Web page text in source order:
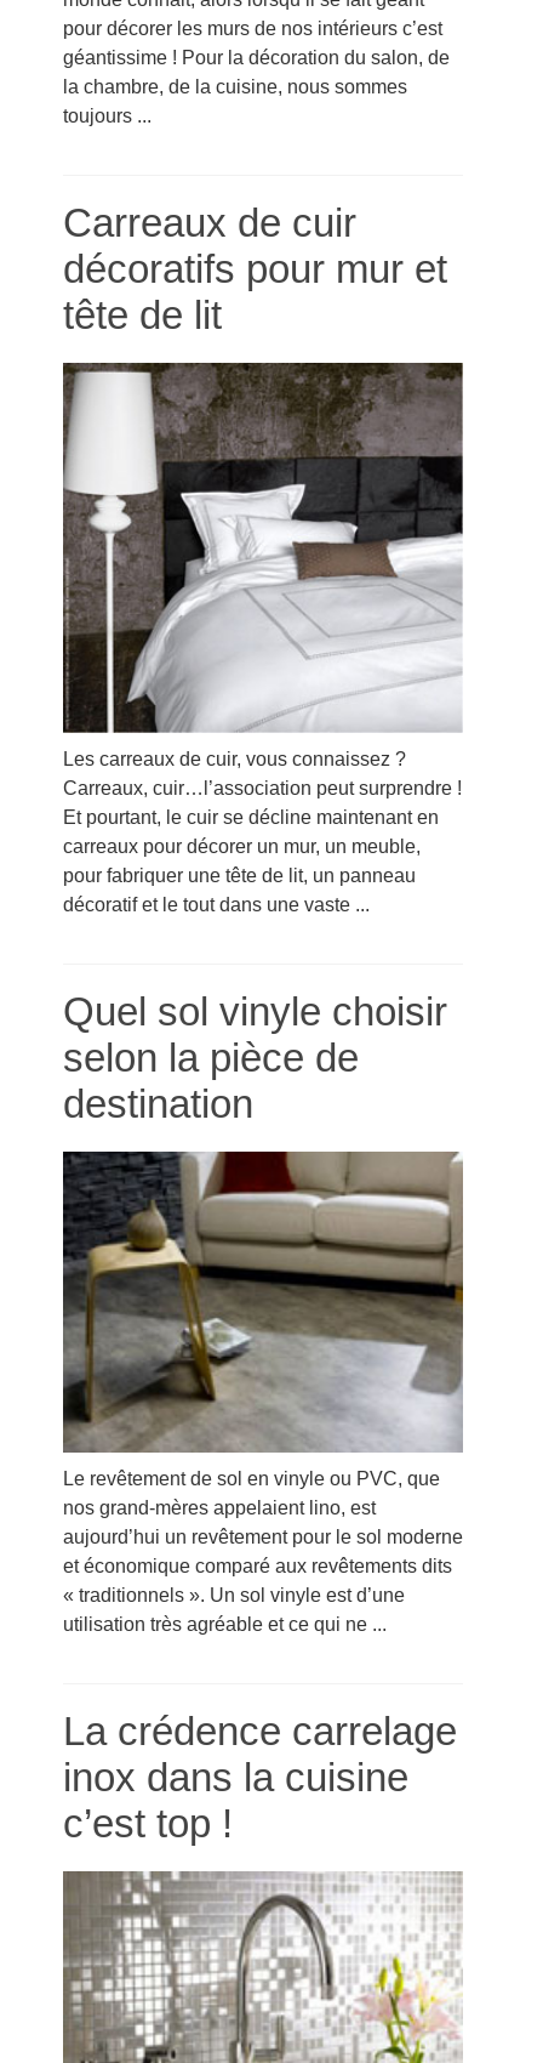
pour décorer les murs de nos intérieurs c’est
géantissime ! Pour la décoration du salon, de
la chambre, de la cuisine, nous sommes
toujours ...
Carreaux de cuir
décoratifs pour mur et
tête de lit
Les carreaux de cuir, vous connaissez ?
Carreaux, cuir…l’association peut surprendre !
Et pourtant, le cuir se décline maintenant en
carreaux pour décorer un mur, un meuble,
pour fabriquer une tête de lit, un panneau
décoratif et le tout dans une vaste ...
Quel sol vinyle choisir
selon la pièce de
destination
Le revêtement de sol en vinyle ou PVC, que
nos grand-mères appelaient lino, est
aujourd’hui un revêtement pour le sol moderne
et économique comparé aux revêtements dits
« traditionnels ». Un sol vinyle est d’une
utilisation très agréable et ce qui ne ...
La crédence carrelage
inox dans la cuisine
c’est top !